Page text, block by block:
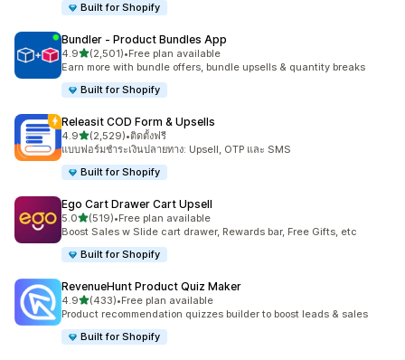
Built for Shopify
Bundler ‑ Product Bundles App
4.9เต็ม 5 ดาว
(2,501)
ทั้งหมด 2501 รีวิว
•Free plan available
Earn more with bundle offers, bundle upsells & quantity breaks
Built for Shopify
Releasit COD Form & Upsells
4.9เต็ม 5 ดาว
(2,529)
ทั้งหมด 2529 รีวิว
•ติดตั้งฟรี
แบบฟอร์มชำระเงินปลายทาง: Upsell, OTP และ SMS
Built for Shopify
Ego Cart Drawer Cart Upsell
5.0เต็ม 5 ดาว
(519)
ทั้งหมด 519 รีวิว
•Free plan available
Boost Sales w Slide cart drawer, Rewards bar, Free Gifts, etc
Built for Shopify
RevenueHunt Product Quiz Maker
4.9เต็ม 5 ดาว
(433)
ทั้งหมด 433 รีวิว
•Free plan available
Product recommendation quizzes builder to boost leads & sales
Built for Shopify